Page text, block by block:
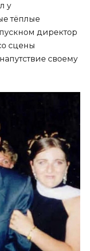
у
тёплые
директор
сцены
своему